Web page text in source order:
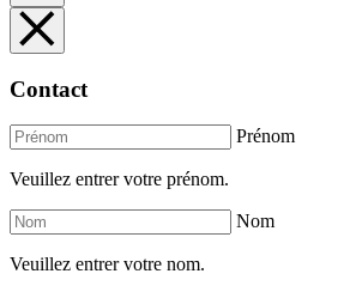
Contact
Prénom
Veuillez entrer votre prénom.
Nom
Veuillez entrer votre nom.